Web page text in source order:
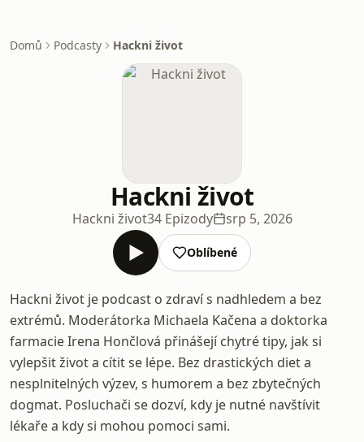
Domů Podcasty Hackni život
Hackni život
Hackni život34 Epizody srp 5, 2026
Oblíbené
Hackni život je podcast o zdraví s nadhledem a bez
extrémů. Moderátorka Michaela Kačena a doktorka
farmacie Irena Hončlová přinášejí chytré tipy, jak si
vylepšit život a cítit se lépe. Bez drastických diet a
nesplnitelných výzev, s humorem a bez zbytečných
dogmat. Posluchači se dozví, kdy je nutné navštívit
lékaře a kdy si mohou pomoci sami.